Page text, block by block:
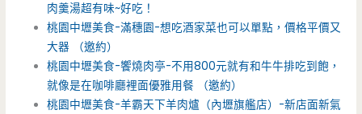
肉羹湯超有味~好吃！
桃園中壢美食-滿穗園-想吃酒家菜也可以單點，價格平價又
大器 （邀約）
桃園中壢美食-饗燒肉亭-不用800元就有和牛牛排吃到飽，
就像是在咖啡廳裡面優雅用餐 （邀約）
桃園中壢美食-羊霸天下羊肉爐（內壢旗艦店）-新店面新氣